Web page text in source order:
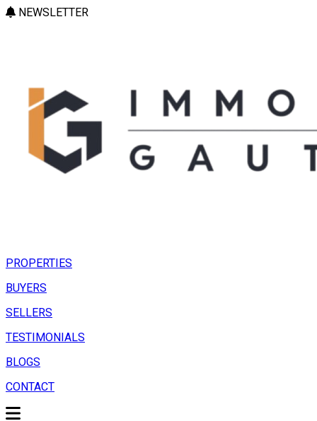
NEWSLETTER
PROPERTIES
BUYERS
SELLERS
TESTIMONIALS
BLOGS
CONTACT